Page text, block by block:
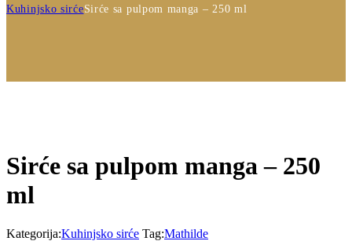
Kuhinjsko sirćeSirće sa pulpom manga – 250 ml
Sirće sa pulpom manga – 250
ml
Kategorija:Kuhinjsko sirće Tag:Mathilde